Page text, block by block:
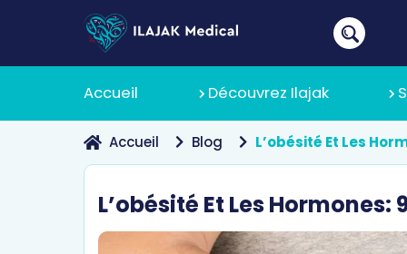
Accueil Découvrez Ilajak
À Propos
Pourquoi
Accueil Blog L’obésité Et Les
L’obésité Et Les